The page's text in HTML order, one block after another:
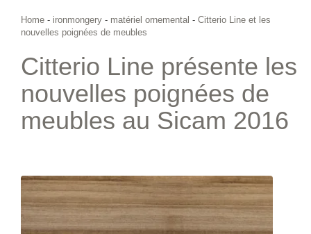
Home - ironmongery - matériel ornemental - Citterio Line et les
nouvelles poignées de meubles
Citterio Line présente les
nouvelles poignées de
meubles au Sicam 2016